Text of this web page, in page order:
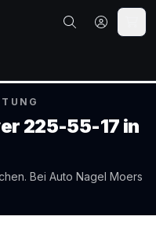
225-55-17 in
Bei Auto Nagel Moers